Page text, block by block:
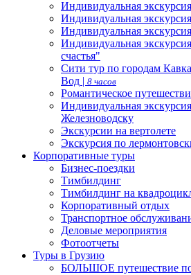
Индивидуальная
Индивидуальная
Индивидуальная
Индивидуальная
счастья"
Сити тур по городам
Вод | 8 часов
Романтическое
Индивидуальная
Железноводску
Экскурсии на вертолете
Экскурсия по
Корпоративные туры
Бизнес-поездки
Тимбилдинг
Тимбилдинг на
Корпоративный отдых
Транспортное
Деловые мероприятия
Фотоотчеты
Туры в Грузию
БОЛЬШОЕ путешествие